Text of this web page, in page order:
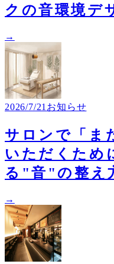
クの音環境デ
→
2026/7/21 お知らせ
サロンで「ま
いただくため
る"音"の整え
→